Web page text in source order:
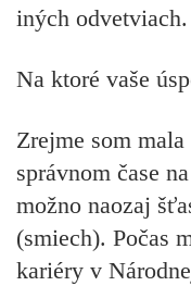
iných odvetviach.
Na ktoré vaše
Zrejme som
správnom čase
možno naozaj
(smiech). Počas
kariéry v